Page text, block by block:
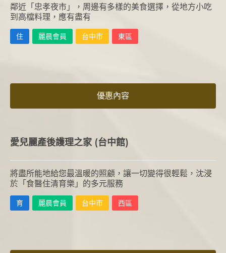
鄰近「忠孝夜市」，周邊有多樣的美食選擇，從地方小吃
到高檔料理，應有盡有
住 麗晨會員 台中市 東區
優惠內容
愛兒麗產後護理之家 (台中館)
將盡所能地給您最溫暖的照顧，讓一切變得很輕鬆，沈浸
於「食醫住清育樂」的多元服務
育 麗晨會員 台中市 西區